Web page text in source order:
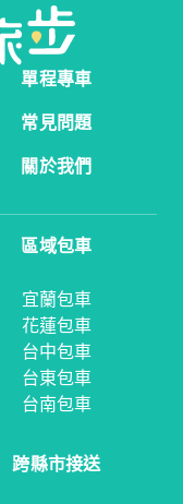
單程專車
常見問題
關於我們
區域包車
宜蘭包車
花蓮包車
台中包車
台東包車
台南包車
跨縣市接送